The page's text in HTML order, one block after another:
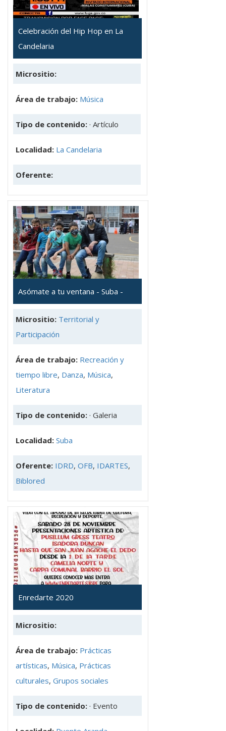
Celebración del Hip Hop en La
Candelaria
Micrositio:
Área de trabajo: Música
Tipo de contenido: · Artículo
Localidad: La Candelaria
Oferente:
Asómate a tu ventana - Suba -
Micrositio: Territorial y
Participación
Área de trabajo: Recreación y
tiempo libre, Danza, Música,
Literatura
Tipo de contenido: · Galeria
Localidad: Suba
Oferente: IDRD, OFB, IDARTES,
Biblored
Enredarte 2020
Micrositio:
Área de trabajo: Prácticas
artísticas, Música, Prácticas
culturales, Grupos sociales
Tipo de contenido: · Evento